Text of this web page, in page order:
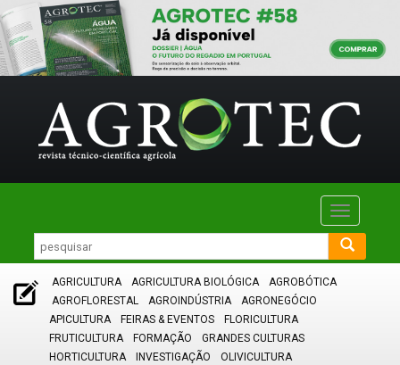
Toggle
AGRICULTURA AGRICULTURA BIOLÓGICA
AGROBÓTICA
AGROFLORESTAL
AGROINDÚSTRIA
AGRONEGÓCIO
APICULTURA
FEIRAS & EVENTOS
FLORICULTURA
FRUTICULTURA
FORMAÇÃO
GRANDES CULTURAS
HORTICULTURA
INVESTIGAÇÃO
OLIVICULTURA